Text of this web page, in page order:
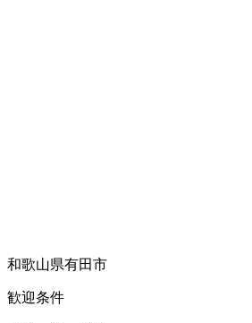
和歌山県有田市
歓迎条件